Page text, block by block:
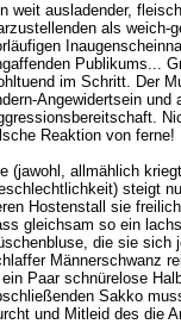
weit ausladender,
als weich-
Publikums...
im Schritt. Der
Angewidertsein und
Reaktion von ferne!
(jawohl, allmählich
steigt
Hostenstall sie
gleichsam so ein
die sie sich
Männerschwanz
Paar schnürelose
Sakko
und Mitleid des die